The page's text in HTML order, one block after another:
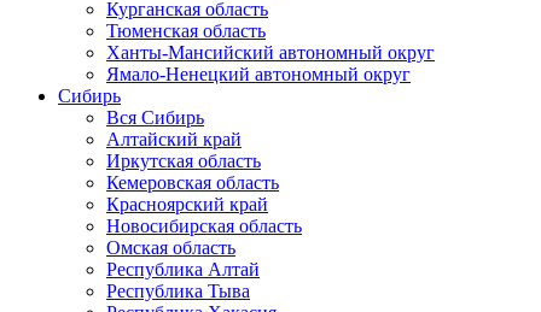
Курганская область
Тюменская область
Ханты-Мансийский автономный округ
Ямало-Ненецкий автономный округ
Сибирь
Вся Сибирь
Алтайский край
Иркутская область
Кемеровская область
Красноярский край
Новосибирская область
Омская область
Республика Алтай
Республика Тыва